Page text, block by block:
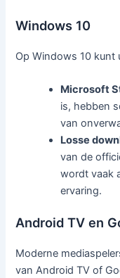
Windows 10
Op Windows 10 kunt
Microsoft
is, hebben
van
Losse
van de
wordt vaak
ervaring.
Android TV en
Moderne
van Android TV of